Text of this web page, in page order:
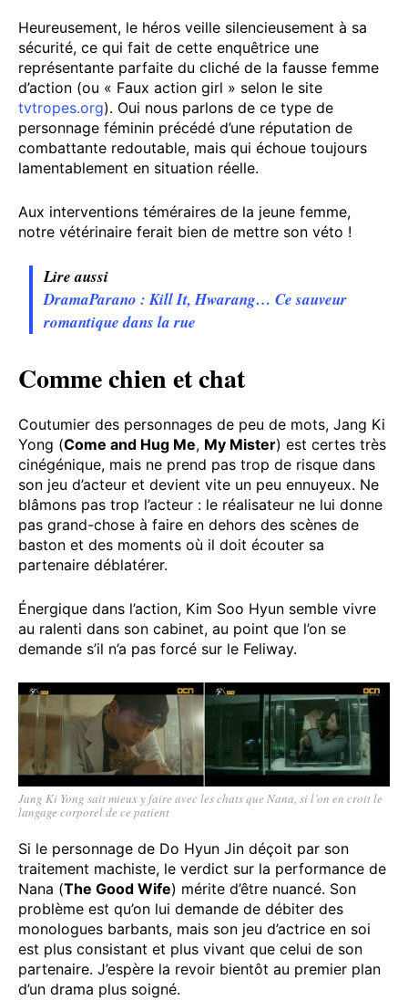
Heureusement, le héros veille silencieusement à sa
sécurité, ce qui fait de cette enquêtrice une
représentante parfaite du cliché de la fausse femme
d’action (ou « Faux action girl » selon le site
tvtropes.org). Oui nous parlons de ce type de
personnage féminin précédé d’une réputation de
combattante redoutable, mais qui échoue toujours
lamentablement en situation réelle.
Aux interventions téméraires de la jeune femme,
notre vétérinaire ferait bien de mettre son véto !
Lire aussi
DramaParano : Kill It, Hwarang… Ce sauveur
romantique dans la rue
Comme chien et chat
Coutumier des personnages de peu de mots, Jang Ki
Yong (Come and Hug Me, My Mister) est certes très
cinégénique, mais ne prend pas trop de risque dans
son jeu d’acteur et devient vite un peu ennuyeux. Ne
blâmons pas trop l’acteur : le réalisateur ne lui donne
pas grand-chose à faire en dehors des scènes de
baston et des moments où il doit écouter sa
partenaire déblatérer.
Énergique dans l’action, Kim Soo Hyun semble vivre
au ralenti dans son cabinet, au point que l’on se
demande s’il n’a pas forcé sur le Feliway.
Jang Ki Yong sait mieux y faire avec les chats que Nana, si l’on en croit le
langage corporel de ce patient
Si le personnage de Do Hyun Jin déçoit par son
traitement machiste, le verdict sur la performance de
Nana (The Good Wife) mérite d’être nuancé. Son
problème est qu’on lui demande de débiter des
monologues barbants, mais son jeu d’actrice en soi
est plus consistant et plus vivant que celui de son
partenaire. J’espère la revoir bientôt au premier plan
d’un drama plus soigné.